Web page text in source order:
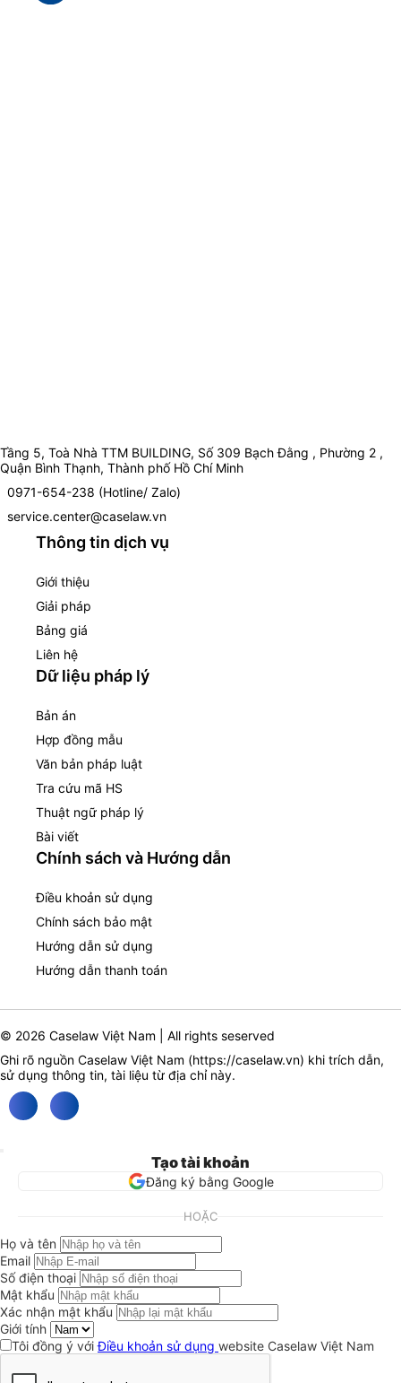
Tầng 5, Toà Nhà TTM BUILDING, Số 309 Bạch Đằng , Phường 2 ,
Quận Bình Thạnh, Thành phố Hồ Chí Minh
0971-654-238 (Hotline/ Zalo)
service.center@caselaw.vn
Thông tin dịch vụ
Giới thiệu
Giải pháp
Bảng giá
Liên hệ
Dữ liệu pháp lý
Bản án
Hợp đồng mẫu
Văn bản pháp luật
Tra cứu mã HS
Thuật ngữ pháp lý
Bài viết
Chính sách và Hướng dẫn
Điều khoản sử dụng
Chính sách bảo mật
Hướng dẫn sử dụng
Hướng dẫn thanh toán
© 2026 Caselaw Việt Nam | All rights seserved
Ghi rõ nguồn Caselaw Việt Nam (https://caselaw.vn) khi trích dẫn,
sử dụng thông tin, tài liệu từ địa chỉ này.
Tạo tài khoản
Đăng ký bằng Google
HOẶC
Họ và tên
Email
Số điện thoại
Mật khẩu
Xác nhận mật khẩu
Giới tính
Tôi đồng ý vớiĐiều khoản sử dụng website Caselaw Việt Nam